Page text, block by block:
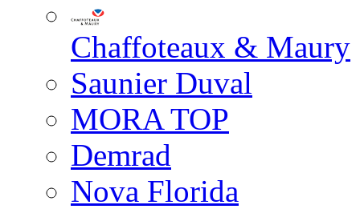
Chaffoteaux & Maury
Saunier Duval
MORA TOP
Demrad
Nova Florida